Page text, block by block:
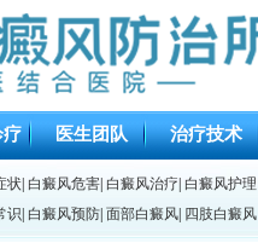
疗 医生团队 治疗技术
状 白癜风危害 白癜风治疗 白癜风护理
识 白癜风预防 面部白癜风 四肢白癜风